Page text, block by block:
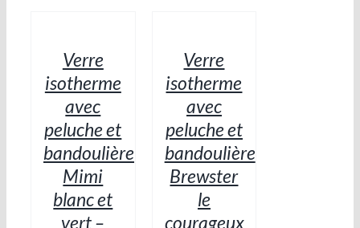
DÉTAILSVerre
isotherme
avec
peluche et
bandoulière
Mimi
blanc et
vert –
DÉTAILSVerre
isotherme
avec
peluche et
bandoulière
Brewster
le
courageux